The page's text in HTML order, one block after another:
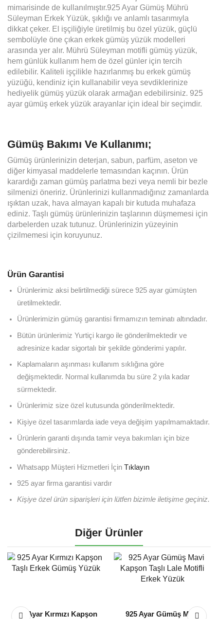
mimarisinde de kullanılmıştır.925 Ayar Gümüş Mührü
Süleyman Erkek Yüzük, şıklığı ve anlamlı tasarımıyla
dikkat çeker. El işçiliğiyle üretilmiş bu özel yüzük, güçlü
sembolüyle öne çıkan erkek gümüş yüzük modelleri
arasında yer alır. Mührü Süleyman motifli gümüş yüzük,
hem günlük kullanım hem de özel günler için tercih
edilebilir. Kaliteli işçilikle hazırlanmış bu erkek gümüş
yüzüğü, kendiniz için kullanabilir veya sevdiklerinize
hediyelik gümüş yüzük olarak armağan edebilirsiniz. 925
ayar gümüş erkek yüzük arayanlar için ideal bir seçimdir.
Gümüş Bakımı Ve Kullanımı;
Gümüş ürünlerinizin deterjan, sabun, parfüm, aseton ve
diğer kimyasal maddelerle temasından kaçının. Ürün
karardığı zaman gümüş parlatma bezi veya nemli bir bezle
silmenizi öneririz. Ürünlerinizi kullanmadığınız zamanlarda
ışıktan uzak, hava almayan kapalı bir kutuda muhafaza
ediniz. Taşlı gümüş ürünlerinizin taşlarının düşmemesi için
darbelerden uzak tutunuz. Ürünlerinizin yüzeyinin
çizilmemesi için koruyunuz.
Ürün Garantisi
Ürünlerimiz aksi belirtilmediği sürece 925 ayar gümüşten
üretilmektedir.
Ürünlerimizin gümüş garantisi firmamızın teminatı altındadır.
Bütün ürünlerimiz Yurtiçi kargo ile gönderilmektedir ve
adresinize kadar sigortalı bir şekilde gönderimi yapılır.
Kaplamaların aşınması kullanım sıklığına göre
değişmektedir. Normal kullanımda bu süre 2 yıla kadar
sürmektedir.
Ürünlerimiz size özel kutusunda gönderilmektedir.
Kişiye özel tasarımlarda iade veya değişim yapılmamaktadır.
Ürünlerin garanti dışında tamir veya bakımları için bize
gönderebilirsiniz.
Whatsapp Müşteri Hizmetleri İçin Tıklayın
925 ayar firma garantisi vardır
Kişiye özel ürün siparişleri için lütfen bizimle iletişime geçiniz.
Diğer Ürünler
925 Ayar Kırmızı Kapşon
925 Ayar Gümüş Mavi